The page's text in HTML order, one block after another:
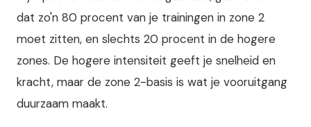
dat zo'n 80 procent van je trainingen in zone 2
moet zitten, en slechts 20 procent in de hogere
zones. De hogere intensiteit geeft je snelheid en
kracht, maar de zone 2-basis is wat je vooruitgang
duurzaam maakt.